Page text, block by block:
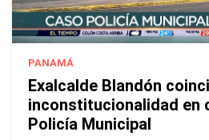
PANAMÁ
Exalcalde Blandón
inconstitucionalidad en
Policía Municipal